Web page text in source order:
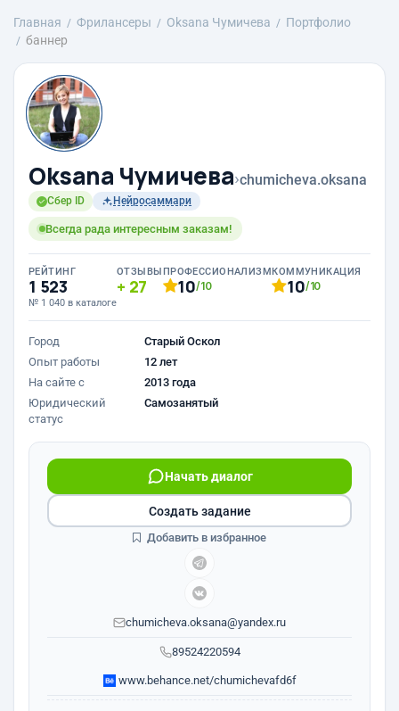
Главная Фрилансеры Oksana Чумичева
Портфолио
баннер
Oksana Чумичева›chumicheva.oksana
Сбер ID Нейросаммари
Всегда рада интересным заказам!
РЕЙТИНГ
1 523
№ 1 040 в каталоге
ОТЗЫВЫ
27
ПРОФЕССИОНАЛИЗМ
10/10
КОММУНИКАЦИЯ
10/10
Город
Старый Оскол
Опыт работы
12 лет
На сайте с
2013 года
Юридический
статус
Самозанятый
89524220594
Начать диалог
chumicheva.oksana@yandex.ru
www.behance.net/chumichevafd6f
Создать задание
Добавить в избранное